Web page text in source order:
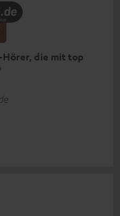
die mit top